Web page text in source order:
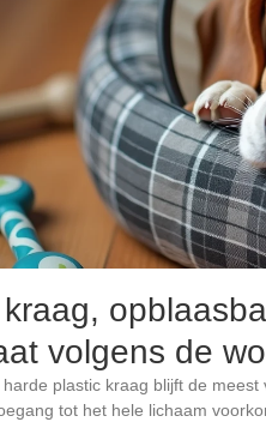
volgens de
harde plastic kraag blijft de
tot het hele lichaam